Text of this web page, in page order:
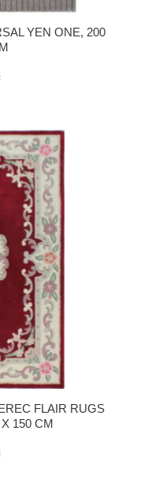
YEN ONE, 200
FLAIR RUGS
150 CM